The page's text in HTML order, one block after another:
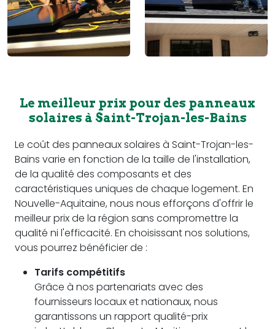
Le meilleur prix pour des panneaux
solaires à Saint-Trojan-les-Bains
Le coût des panneaux solaires à Saint-Trojan-les-
Bains varie en fonction de la taille de l'installation,
de la qualité des composants et des
caractéristiques uniques de chaque logement. En
Nouvelle-Aquitaine, nous nous efforçons d'offrir le
meilleur prix de la région sans compromettre la
qualité ni l'efficacité. En choisissant nos solutions,
vous pourrez bénéficier de :
Tarifs compétitifs
Grâce à nos partenariats avec des
fournisseurs locaux et nationaux, nous
garantissons un rapport qualité-prix